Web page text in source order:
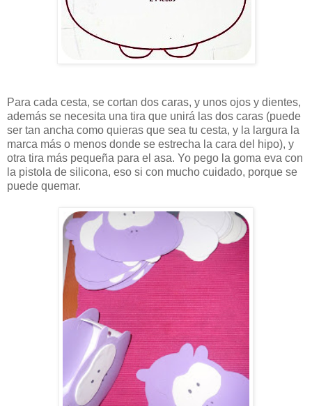
Para cada cesta, se cortan dos caras, y unos ojos y dientes,
además se necesita una tira que unirá las dos caras (puede
ser tan ancha como quieras que sea tu cesta, y la largura la
marca más o menos donde se estrecha la cara del hipo), y
otra tira más pequeña para el asa. Yo pego la goma eva con
la pistola de silicona, eso si con mucho cuidado, porque se
puede quemar.